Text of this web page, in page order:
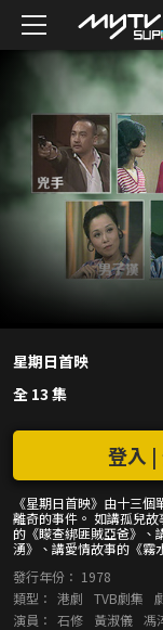
星期日首映
全 13 集
《星期日首映》由十三
離奇的事件。 如講孤兒
的《矇查綁匪賊亞爸》、
湧》、講愛情故事的《霧
《瓊樓魅影》等等。
登入 |
發行年份： 1978
類型： 港劇 TVB劇集
演員： 石修 黃淑儀 馮